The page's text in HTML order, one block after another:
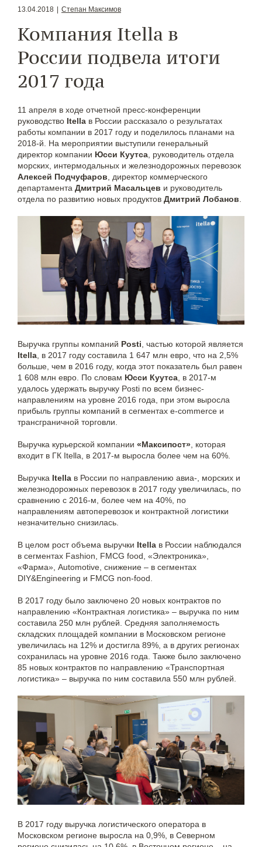
13.04.2018 Степан Максимов
Компания Itella в
России подвела итоги
2017 года
11 апреля в ходе отчетной пресс-конференции
руководство Itella в России рассказало о результатах
работы компании в 2017 году и поделилось планами на
2018-й. На мероприятии выступили генеральный
директор компании Юсси Куутса , руководитель отдела
морских, интермодальных и железнодорожных перевозок
Алексей Подчуфаров , директор коммерческого
департамента Дмитрий Масальцев и руководитель
отдела по развитию новых продуктов Дмитрий Лобанов
Выручка группы компаний Posti, частью которой является
Itella, в 2017 году составила 1 647 млн евро, что на 2,5%
больше, чем в 2016 году, когда этот показатель был равен
1 608 млн евро. По словам Юсси Куутса, в 2017-м
удалось удержать выручку Posti по всем бизнес-
направлениям на уровне 2016 года, при этом выросла
прибыль группы компаний в сегментах e-commerce и
трансграничной торговли.
Выручка курьерской компании «Максипост», которая
входит в ГК Itella, в 2017-м выросла более чем на 60%.
Выручка Itella в России по направлению авиа-, морских и
железнодорожных перевозок в 2017 году увеличилась, по
сравнению с 2016-м, более чем на 40%, по
направлениям автоперевозок и контрактной логистики
незначительно снизилась.
В целом рост объема выручки Itella в России наблюдался
в сегментах Fashion, FMCG food, «Электроника»,
«Фарма», Automotive, снижение – в сегментах
DIY&Engineering и FMCG non-food.
В 2017 году было заключено 20 новых контрактов по
направлению «Контрактная логистика» – выручка по ним
составила 250 млн рублей. Средняя заполняемость
складских площадей компании в Московском регионе
увеличилась на 12% и достигла 89%, а в других регионах
сохранилась на уровне 2016 года. Также было заключено
85 новых контрактов по направлению «Транспортная
логистика» – выручка по ним составила 550 млн рублей.
В 2017 году выручка логистического оператора в
Московском регионе выросла на 0,9%, в Северном